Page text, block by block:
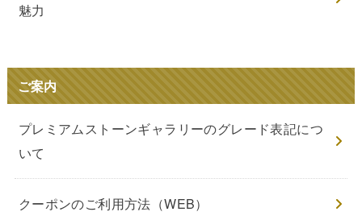
魅力
ご案内
プレミアムストーンギャラリーのグレード表記につ
いて
クーポンのご利用方法（WEB）